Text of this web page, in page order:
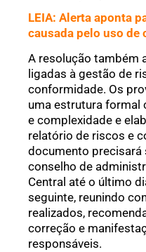
LEIA: Alerta aponta
causada pelo uso de
A resolução também
ligadas à gestão de
conformidade. Os
uma estrutura formal
e complexidade e
relatório de riscos e
documento precisará
conselho de
Central até o último
seguinte, reunindo
realizados,
correção e
responsáveis.